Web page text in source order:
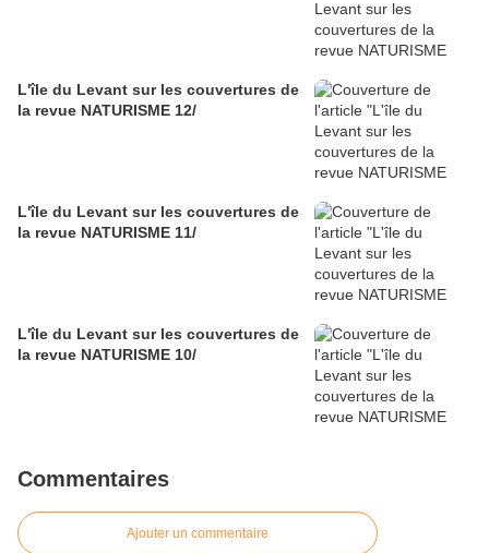
L'île du Levant sur les couvertures de
la revue NATURISME 12/
L'île du Levant sur les couvertures de
la revue NATURISME 11/
L'île du Levant sur les couvertures de
la revue NATURISME 10/
Commentaires
Ajouter un commentaire